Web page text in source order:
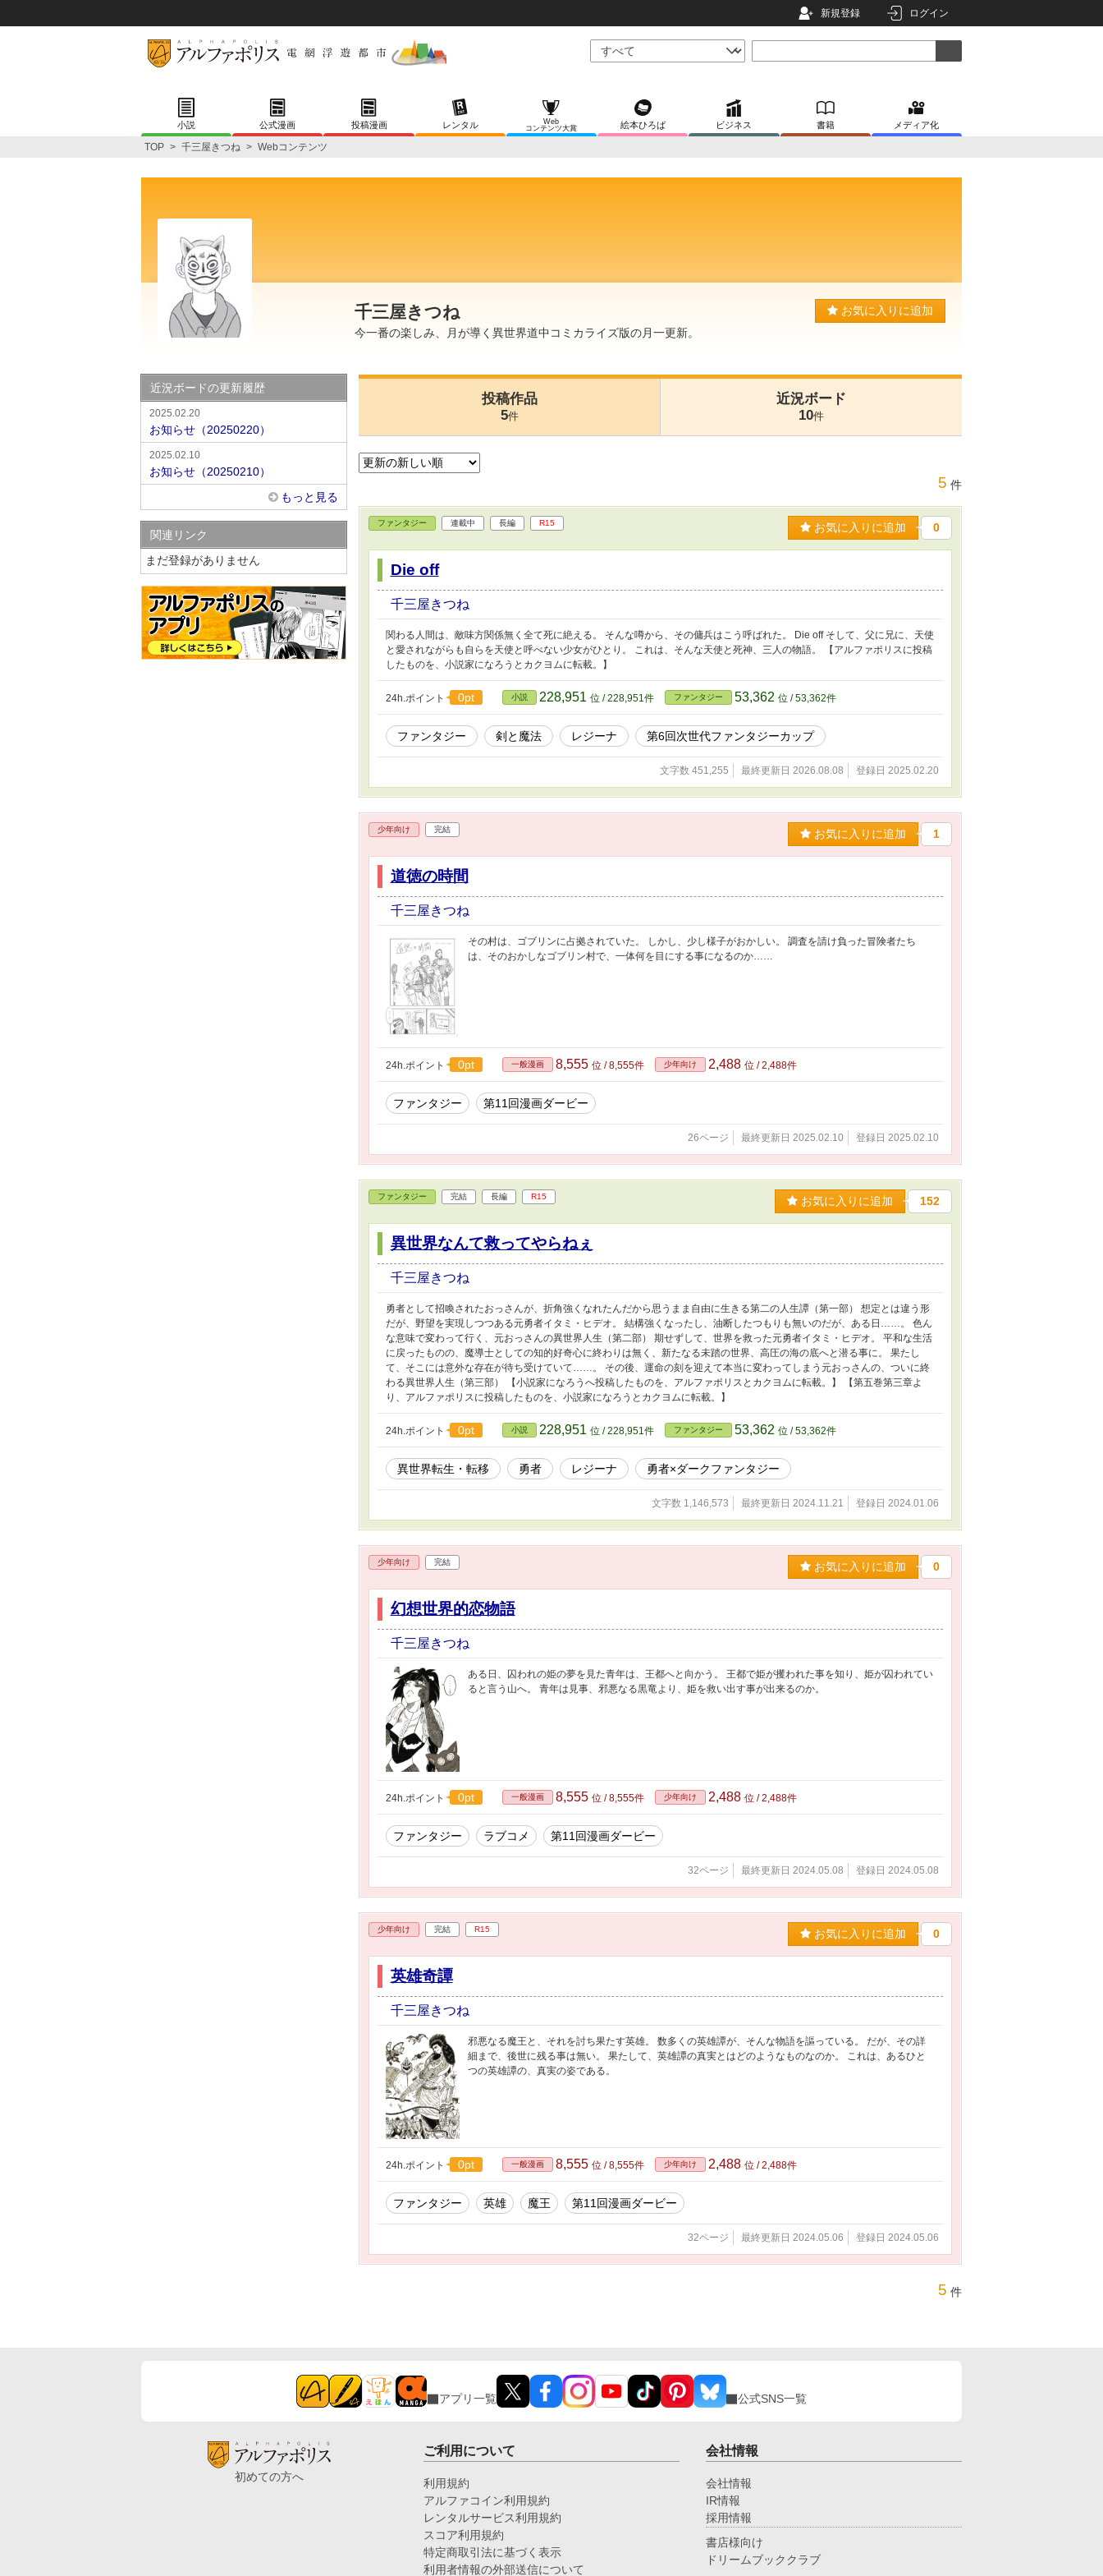
新規登録 ログイン
小説 公式漫画 投稿漫画 レンタル
Web
コンテンツ大賞
絵本ひろば ビジネス 書籍 メディア化
TOP > 千三屋きつね > Webコンテンツ
千三屋きつね
今一番の楽しみ、月が導く異世界道中コミカライズ版の月一更新。
お気に入りに追加
投稿作品
5件
近況ボード
10件
5 件
ファンタジー 連載中 長編 R15 お気に入りに追加 0
Die off
千三屋きつね
関わる人間は、敵味方関係無く全て死に絶える。 そんな噂から、その傭兵はこう呼ばれた。 Die off そして、父に兄に、天使
と愛されながらも自らを天使と呼べない少女がひとり。 これは、そんな天使と死神、三人の物語。 【アルファポリスに投稿
したものを、小説家になろうとカクヨムに転載。】
24h.ポイント 0pt 小説 228,951 位 / 228,951件 ファンタジー 53,362 位 / 53,362件
ファンタジー 剣と魔法 レジーナ 第6回次世代ファンタジーカップ
文字数 451,255 最終更新日 2026.08.08 登録日 2025.02.20
少年向け 完結 お気に入りに追加 1
道徳の時間
千三屋きつね
その村は、ゴブリンに占拠されていた。 しかし、少し様子がおかしい。 調査を請け負った冒険者たち
は、そのおかしなゴブリン村で、一体何を目にする事になるのか……
24h.ポイント 0pt 一般漫画 8,555 位 / 8,555件 少年向け 2,488 位 / 2,488件
ファンタジー 第11回漫画ダービー
26ページ 最終更新日 2025.02.10 登録日 2025.02.10
ファンタジー 完結 長編 R15 お気に入りに追加 152
異世界なんて救ってやらねぇ
千三屋きつね
勇者として招喚されたおっさんが、折角強くなれたんだから思うまま自由に生きる第二の人生譚（第一部） 想定とは違う形
だが、野望を実現しつつある元勇者イタミ・ヒデオ。 結構強くなったし、油断したつもりも無いのだが、ある日……。 色ん
な意味で変わって行く、元おっさんの異世界人生（第二部） 期せずして、世界を救った元勇者イタミ・ヒデオ。 平和な生活
に戻ったものの、魔導士としての知的好奇心に終わりは無く、新たなる未踏の世界、高圧の海の底へと潜る事に。 果たし
て、そこには意外な存在が待ち受けていて……。 その後、運命の刻を迎えて本当に変わってしまう元おっさんの、ついに終
わる異世界人生（第三部） 【小説家になろうへ投稿したものを、アルファポリスとカクヨムに転載。】 【第五巻第三章よ
り、アルファポリスに投稿したものを、小説家になろうとカクヨムに転載。】
24h.ポイント 0pt 小説 228,951 位 / 228,951件 ファンタジー 53,362 位 / 53,362件
異世界転生・転移 勇者 レジーナ 勇者×ダークファンタジー
文字数 1,146,573 最終更新日 2024.11.21 登録日 2024.01.06
少年向け 完結 お気に入りに追加 0
幻想世界的恋物語
千三屋きつね
ある日、囚われの姫の夢を見た青年は、王都へと向かう。 王都で姫が攫われた事を知り、姫が囚われてい
ると言う山へ。 青年は見事、邪悪なる黒竜より、姫を救い出す事が出来るのか。
24h.ポイント 0pt 一般漫画 8,555 位 / 8,555件 少年向け 2,488 位 / 2,488件
ファンタジー ラブコメ 第11回漫画ダービー
32ページ 最終更新日 2024.05.08 登録日 2024.05.08
少年向け 完結 R15 お気に入りに追加 0
英雄奇譚
千三屋きつね
邪悪なる魔王と、それを討ち果たす英雄。 数多くの英雄譚が、そんな物語を謳っている。 だが、その詳
細まで、後世に残る事は無い。 果たして、英雄譚の真実とはどのようなものなのか。 これは、あるひと
つの英雄譚の、真実の姿である。
24h.ポイント 0pt 一般漫画 8,555 位 / 8,555件 少年向け 2,488 位 / 2,488件
ファンタジー 英雄 魔王 第11回漫画ダービー
32ページ 最終更新日 2024.05.06 登録日 2024.05.06
5 件
近況ボードの更新履歴
2025.02.20
お知らせ（20250220）
2025.02.10
お知らせ（20250210）
もっと見る
関連リンク
まだ登録がありません
アプリ一覧 公式SNS一覧
初めての方へ
ご利用について
利用規約
アルファコイン利用規約
レンタルサービス利用規約
スコア利用規約
特定商取引法に基づく表示
利用者情報の外部送信について
会社情報
会社情報
IR情報
採用情報
書店様向け
ドリームブッククラブ